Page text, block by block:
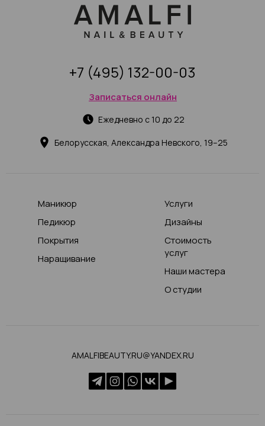
Белорусская, Александра Невского, 19–25
Ежедневно с 10 до 22
Записаться онлайн
+7 (495) 132-00-03
Маникюр
Педикюр
Покрытия
Наращивание
Услуги
Дизайны
Стоимость
услуг
Наши мастера
О студии
AMALFIBEAUTY.RU@YANDEX.RU